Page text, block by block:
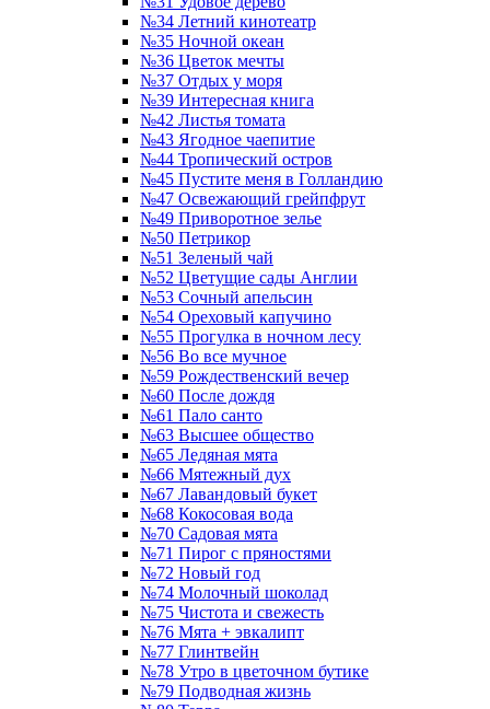
№34 Летний кинотеатр
№35 Ночной океан
№36 Цветок мечты
№37 Отдых у моря
№39 Интересная книга
№42 Листья томата
№43 Ягодное чаепитие
№44 Тропический остров
№45 Пустите меня в Голландию
№47 Освежающий грейпфрут
№49 Приворотное зелье
№50 Петрикор
№51 Зеленый чай
№52 Цветущие сады Англии
№53 Сочный апельсин
№54 Ореховый капучино
№55 Прогулка в ночном лесу
№56 Во все мучное
№59 Рождественский вечер
№60 После дождя
№61 Пало санто
№63 Высшее общество
№65 Ледяная мята
№66 Мятежный дух
№67 Лавандовый букет
№68 Кокосовая вода
№70 Садовая мята
№71 Пирог с пряностями
№72 Новый год
№74 Молочный шоколад
№75 Чистота и свежесть
№76 Мята + эвкалипт
№77 Глинтвейн
№78 Утро в цветочном бутике
№79 Подводная жизнь